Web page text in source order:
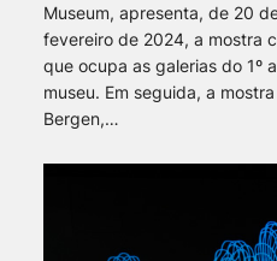
Museum, apresenta, de 20
fevereiro de 2024, a mostra
que ocupa as galerias do 1º
museu. Em seguida, a
Bergen,…